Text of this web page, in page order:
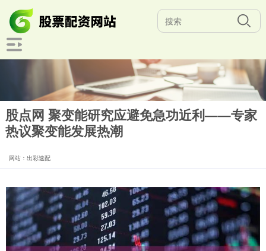
股点网 聚变能研究应避免急功近利——专家
热议聚变能发展热潮
网站：出彩速配